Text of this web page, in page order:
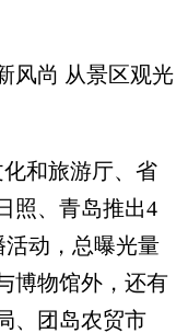
尚 从景区观光
和旅游厅、省
照、青岛推出4
活动，总曝光量
博物馆外，还有
、团岛农贸市